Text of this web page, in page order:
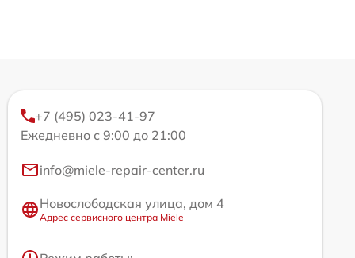
+7 (495) 023-41-97
Ежедневно с 9:00 до 21:00
info@miele-repair-center.ru
Новослободская улица, дом 4
Адрес сервисного центра Miele